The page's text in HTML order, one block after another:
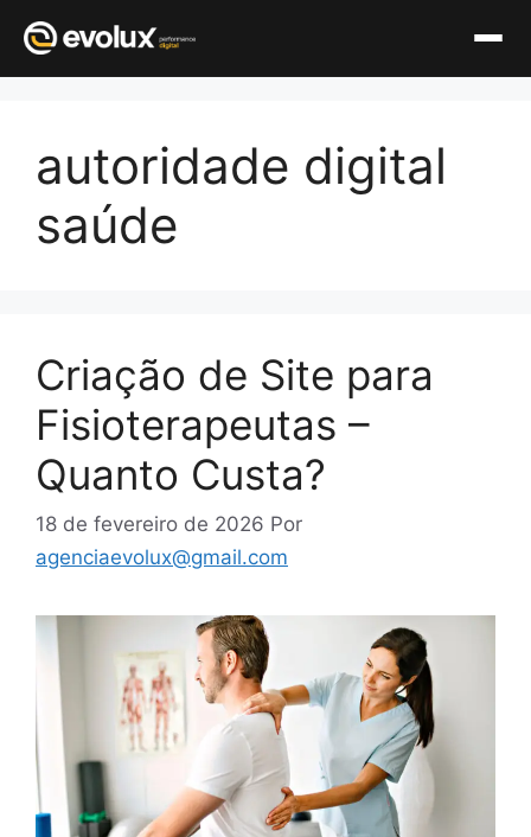
conteúdo
autoridade digital
saúde
Criação de Site para
Fisioterapeutas –
Quanto Custa?
18 de fevereiro de 2026 Por
agenciaevolux@gmail.com